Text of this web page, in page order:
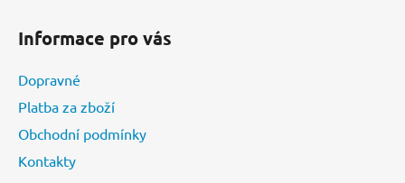
Informace pro vás
Dopravné
Platba za zboží
Obchodní podmínky
Kontakty